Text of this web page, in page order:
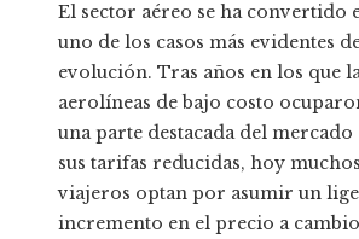
El sector aéreo se ha convertido
uno de los casos más evidentes
evolución. Tras años en los que
aerolíneas de bajo costo
una parte destacada del mercado
sus tarifas reducidas, hoy muchos
viajeros optan por asumir un
incremento en el precio a